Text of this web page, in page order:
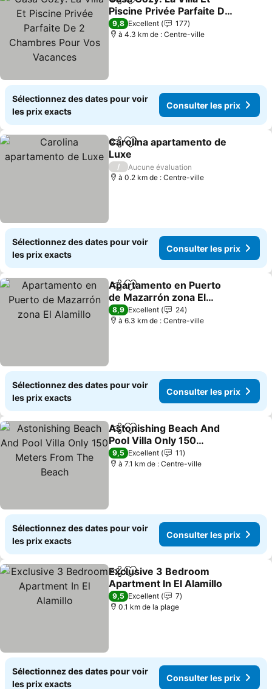
PartagerAjouter à mes favoris
Piscine Privée Parfaite De
2 Chambres Pour Vos
Vacances
Consulter les prix
9,8 Excellent
177
à 4.3 km de : Centre-ville
Sélectionnez des dates pour voir
les prix exacts
Consulter les prix
PartagerAjouter à mes favoris
Carolina apartamento de
Luxe
Consulter les prix
/
Aucune évaluation
à 0.2 km de : Centre-ville
Sélectionnez des dates pour voir
les prix exacts
Consulter les prix
PartagerAjouter à mes favoris
Apartamento en Puerto
de Mazarrón zona El
Alamillo
Consulter les prix
8,9 Excellent
24
à 6.3 km de : Centre-ville
Sélectionnez des dates pour voir
les prix exacts
Consulter les prix
PartagerAjouter à mes favoris
Astonishing Beach And
Pool Villa Only 150
Meters From The Beach
Consulter les prix
9,5 Excellent
11
à 7.1 km de : Centre-ville
Sélectionnez des dates pour voir
les prix exacts
Consulter les prix
PartagerAjouter à mes favoris
Exclusive 3 Bedroom
Apartment In El Alamillo
Consulter les prix
9,5 Excellent
7
0.1 km de la plage
Sélectionnez des dates pour voir
les prix exacts
Consulter les prix